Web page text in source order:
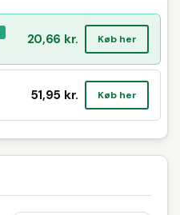
20,66 kr. Køb her
51,95 kr. Køb her